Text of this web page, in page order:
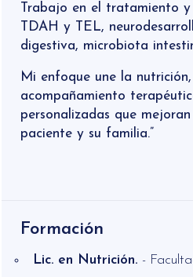
Trabajo en el tratamiento
TDAH y TEL,
digestiva, microbiota
Mi enfoque une la
acompañamiento
personalizadas que
paciente y su familia.”
Formación
Lic. en Nutrición. -